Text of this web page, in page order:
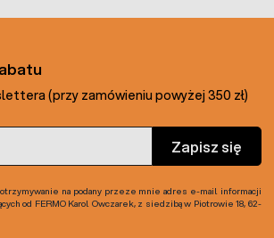
1,1 x 100 m
(przy zamówieniu powyżej 350 zł)
Zapisz się
otrzymywanie na podany przeze mnie adres e-mail informacji
od FERMO Karol Owczarek, z siedzibą w Piotrowie 18, 62-